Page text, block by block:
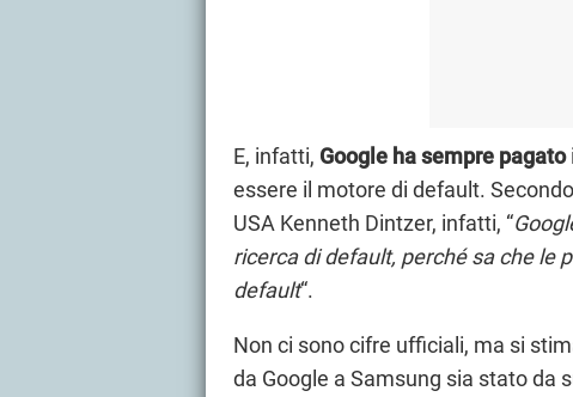
E, infatti, Google ha sempre pagato
essere il motore di default.
USA Kenneth Dintzer, infatti, “
ricerca di default, perché sa che le
default“.
Non ci sono cifre ufficiali, ma si
da Google a Samsung sia stato da